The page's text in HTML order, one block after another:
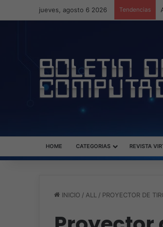
jueves, agosto 6 2026 Tendencias
HOME CATEGORIAS REVISTA
INICIO / ALL / PROYECTOR DE